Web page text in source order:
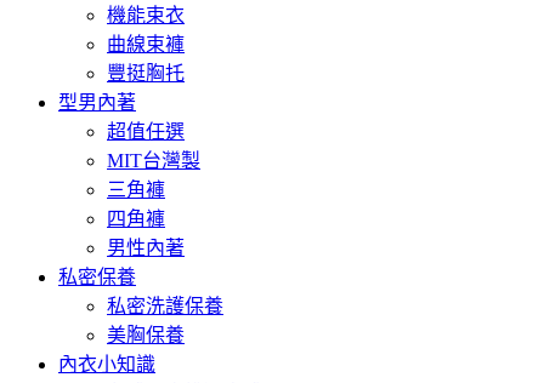
機能束衣
曲線束褲
豐挺胸托
型男內著
超值任選
MIT台灣製
三角褲
四角褲
男性內著
私密保養
私密洗護保養
美胸保養
內衣小知識